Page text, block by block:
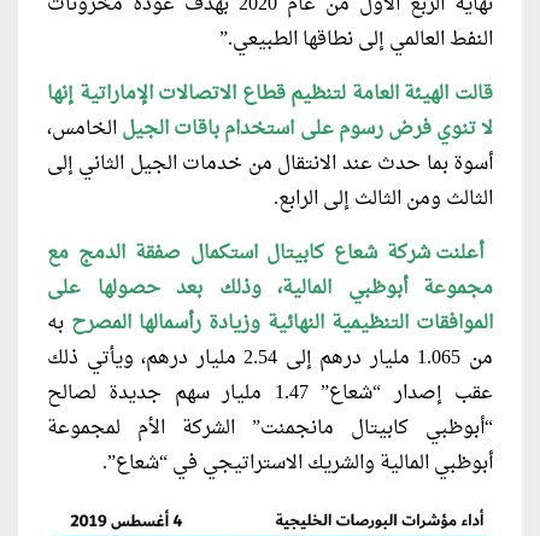
النفط العالمي إلى نطاقها الطبيعي.”
قالت الهيئة العامة لتنظيم قطاع الاتصالات الإماراتية إنها
لا تنوي فرض رسوم على استخدام باقات الجيلالخامس،
أسوة بما حدث عند الانتقال من خدمات الجيل الثاني إلى
الثالث ومن الثالث إلى الرابع.
أعلنت شركة شعاع كابيتال استكمال صفقة الدمج مع
مجموعة أبوظبي المالية، وذلك بعد حصولها على
الموافقات التنظيمية النهائية وزيادة رأسمالها المصرح به
من 1.065 مليار درهم إلى 2.54 مليار درهم، ويأتي ذلك
عقب إصدار “شعاع” 1.47 مليار سهم جديدة لصالح
“أبوظبي كابيتال مانجمنت” الشركة الأم لمجموعة
أبوظبي المالية والشريك الاستراتيجي في “شعاع”.